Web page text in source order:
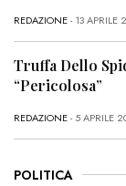
REDAZIONE- 13 APRILE
Truffa Dello
“Pericolosa”
REDAZIONE- 5 APRILE
POLITICA